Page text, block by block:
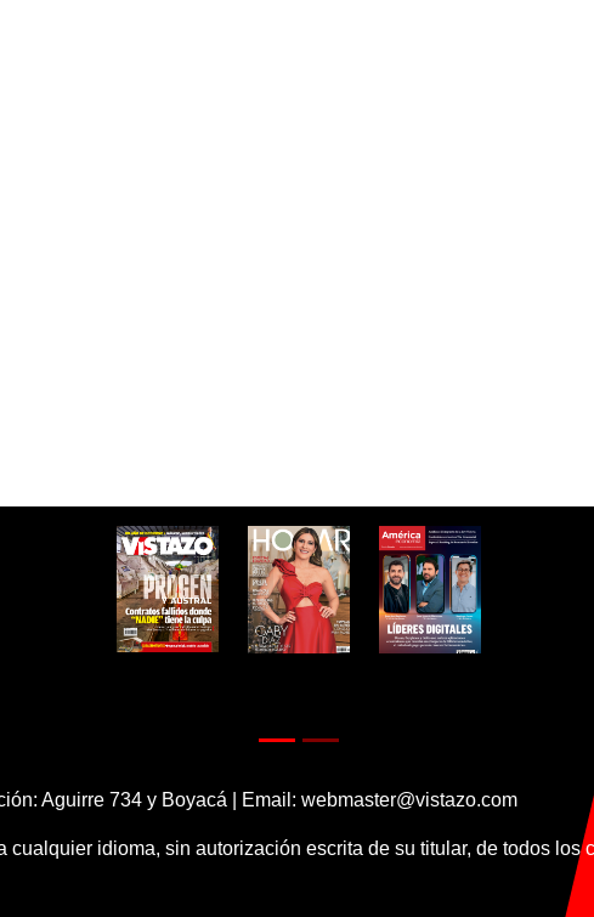
Aguirre 734 y Boyacá | Email: webmaster@vistazo.com
idioma, sin autorización escrita de su titular, de todos los